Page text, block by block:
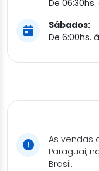
De 06:30hs.
Sábados:
De 6:00hs.
As vendas
Paraguai,
Brasil.